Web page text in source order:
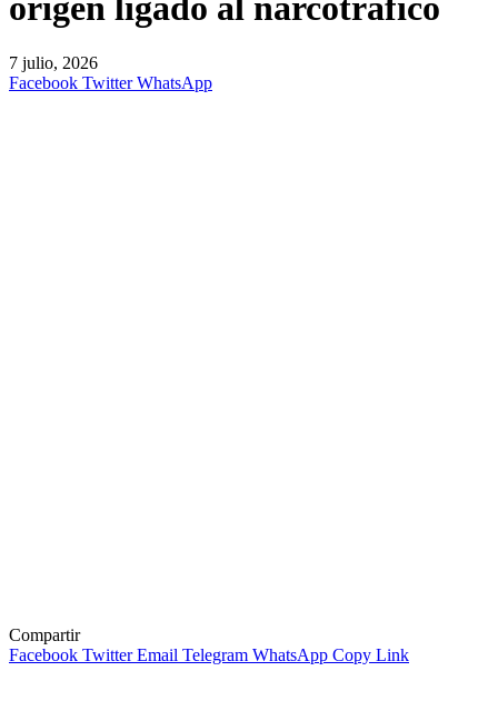
origen ligado al narcotráfico
7 julio, 2026
Facebook Twitter WhatsApp
Compartir
Facebook Twitter Email Telegram WhatsApp Copy Link